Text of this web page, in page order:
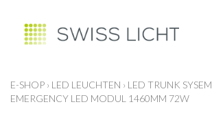
E-SHOP › LED LEUCHTEN › LED TRUNK SYSEM
EMERGENCY LED MODUL 1460MM 72W